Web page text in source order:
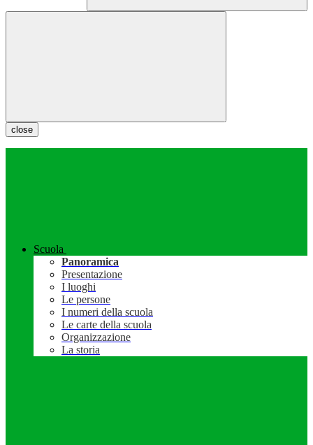
close
Scuola
Panoramica
Presentazione
I luoghi
Le persone
I numeri della scuola
Le carte della scuola
Organizzazione
La storia